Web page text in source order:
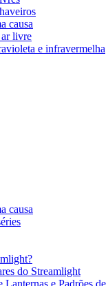
causa
ar livre
e infravermelha
causa
do Streamlight
Lanternas e Padrões